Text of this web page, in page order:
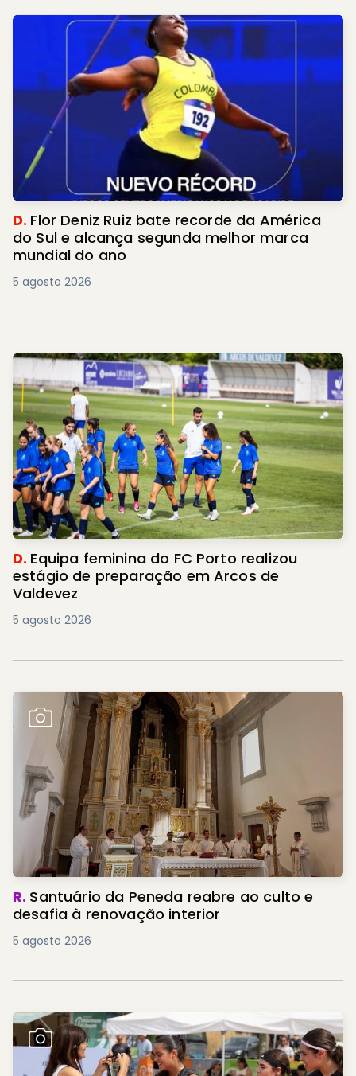
D. Flor Deniz Ruiz bate recorde da América
do Sul e alcança segunda melhor marca
mundial do ano
5 agosto 2026
D. Equipa feminina do FC Porto realizou
estágio de preparação em Arcos de
Valdevez
5 agosto 2026
R. Santuário da Peneda reabre ao culto e
desafia à renovação interior
5 agosto 2026